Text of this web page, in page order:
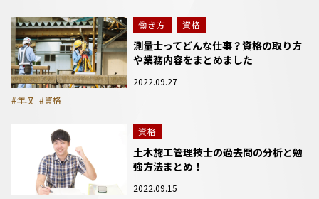
働き方 資格
測量士ってどんな仕事？資格の取り方
や業務内容をまとめました
2022.09.27
#年収 #資格
資格
土木施工管理技士の過去問の分析と勉
強方法まとめ！
2022.09.15